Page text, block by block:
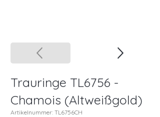
Trauringe TL6756 -
Chamois (Altweißgold)
Artikelnummer: TL6756CH